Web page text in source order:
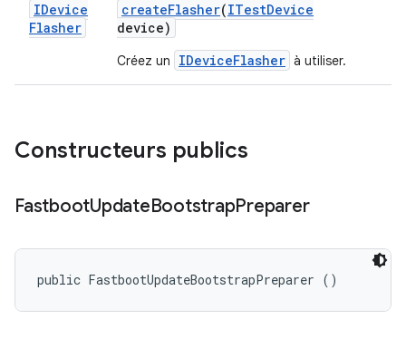
IDevice
Flasher
createFlasher(ITestDevice
device)
Créez un IDeviceFlasher à utiliser.
Constructeurs publics
FastbootUpdateBootstrapPreparer
public FastbootUpdateBootstrapPreparer ()